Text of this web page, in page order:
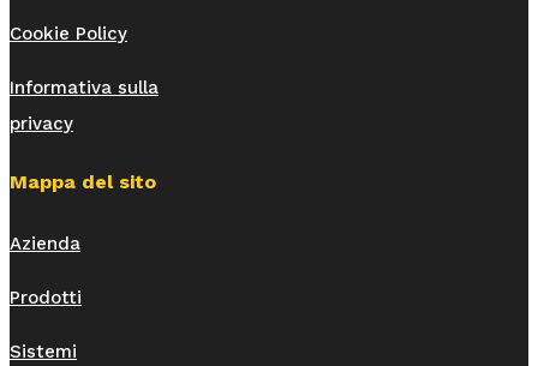
Cookie Policy
Informativa sulla
privacy
Mappa del sito
Azienda
Prodotti
Sistemi